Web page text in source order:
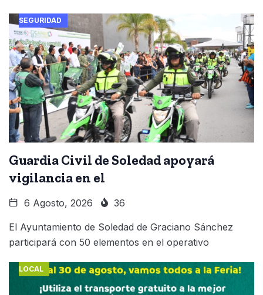
SEGURIDAD
Guardia Civil de Soledad apoyará
vigilancia en el
6 Agosto, 2026 36
El Ayuntamiento de Soledad de Graciano Sánchez
participará con 50 elementos en el operativo
LOCAL